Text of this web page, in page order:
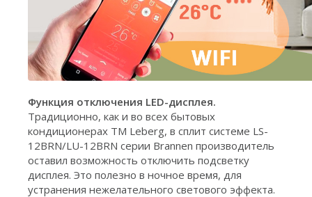
Функция отключения LED-дисплея.
Традиционно, как и во всех бытовых
кондиционерах ТМ Leberg, в сплит системе LS-
12BRN/LU-12BRN серии Brannen производитель
оставил возможность отключить подсветку
дисплея. Это полезно в ночное время, для
устранения нежелательного светового эффекта.